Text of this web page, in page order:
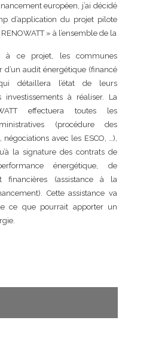
européen, j’ai décidé
d’application du projet pilote
» à l’ensemble de la
à ce projet, les communes
d’un audit énergétique (financé
détaillera l’état de leurs
investissements à réaliser. La
effectuera toutes les
(procédure des
avec les ESCO, …),
la signature des contrats de
énergétique, de
financières (assistance à la
Cette assistance va
ce que pourrait apporter un